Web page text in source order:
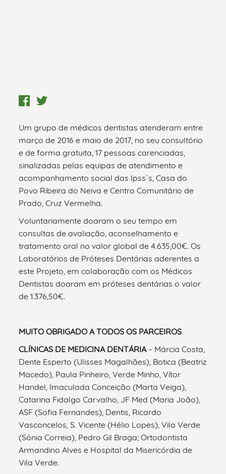
Um grupo de médicos dentistas atenderam entre
março de 2016 e maio de 2017, no seu consultório
e de forma gratuita, 17 pessoas carenciadas,
sinalizadas pelas equipas de atendimento e
acompanhamento social das Ipss´s, Casa do
Povo Ribeira do Neiva e Centro Comunitário de
Prado, Cruz Vermelha.
Voluntariamente doaram o seu tempo em
consultas de avaliação, aconselhamento e
tratamento oral no valor global de 4.635,00€. Os
Laboratórios de Próteses Dentárias aderentes a
este Projeto, em colaboração com os Médicos
Dentistas doaram em próteses dentárias o valor
de 1.376,50€.
MUITO OBRIGADO A TODOS OS PARCEIROS
CLÍNICAS DE MEDICINA DENTÁRIA– Márcia Costa,
Dente Esperto (Ulisses Magalhães), Botica (Beatriz
Macedo), Paula Pinheiro, Verde Minho, Vítor
Handel, Imaculada Conceição (Marta Veiga),
Catarina Fidalgo Carvalho, JF Med (Maria João),
ASF (Sofia Fernandes), Dentis, Ricardo
Vasconcelos, S. Vicente (Hélio Lopes), Vila Verde
(Sónia Correia), Pedro Gil Braga; Ortodontista
Armandino Alves e Hospital da Misericórdia de
Vila Verde.